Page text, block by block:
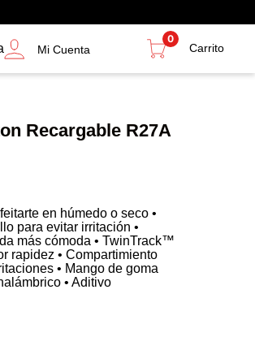
Mi Cuenta
0
Recargable R27A
en húmedo o seco •
para evitar irritación •
más cómoda • TwinTrack™
rapidez • Compartimiento
• Mango de goma
• Aditivo
con 60 minutos de